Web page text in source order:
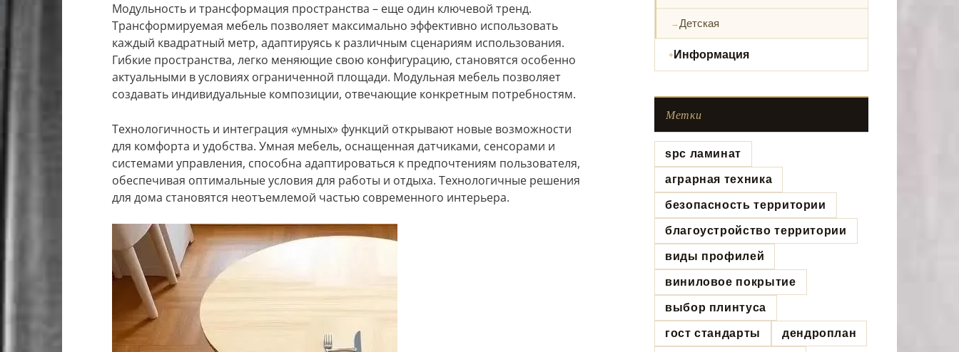
Модульность и трансформация пространства – еще один ключевой тренд.
Трансформируемая мебель позволяет максимально эффективно использовать
каждый квадратный метр, адаптируясь к различным сценариям использования.
Гибкие пространства, легко меняющие свою конфигурацию, становятся особенно
актуальными в условиях ограниченной площади. Модульная мебель позволяет
создавать индивидуальные композиции, отвечающие конкретным потребностям.
Технологичность и интеграция «умных» функций открывают новые возможности
для комфорта и удобства. Умная мебель, оснащенная датчиками, сенсорами и
системами управления, способна адаптироваться к предпочтениям пользователя,
обеспечивая оптимальные условия для работы и отдыха. Технологичные решения
для дома становятся неотъемлемой частью современного интерьера.
Детская
Информация
Метки
spc ламинат
аграрная техника
безопасность территории
благоустройство территории
виды профилей
виниловое покрытие
выбор плинтуса
гост стандарты дендроплан